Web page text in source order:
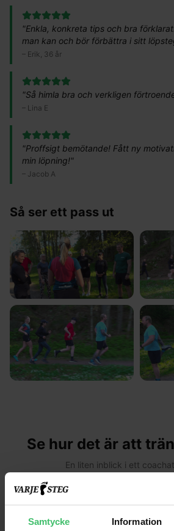
Samtycke Information
"Enkla, konkreta tips och bra
man kan och bör förbättra i sitt
– Erik, 36 år
"Så himla bra och verkligen
– Lina E
"Proffsigt bemötande! Fått ny
min löpning!"
– Jacob A
Så ser ett pass ut
Se hur det är att
En liten inblick i ett